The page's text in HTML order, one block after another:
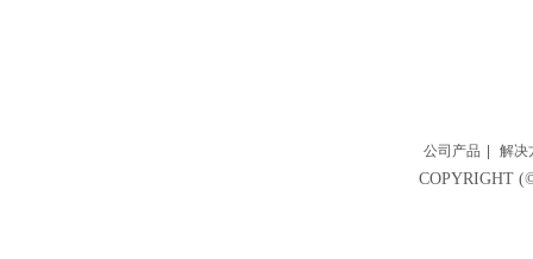
公司产品 解决
COPYRIGHT